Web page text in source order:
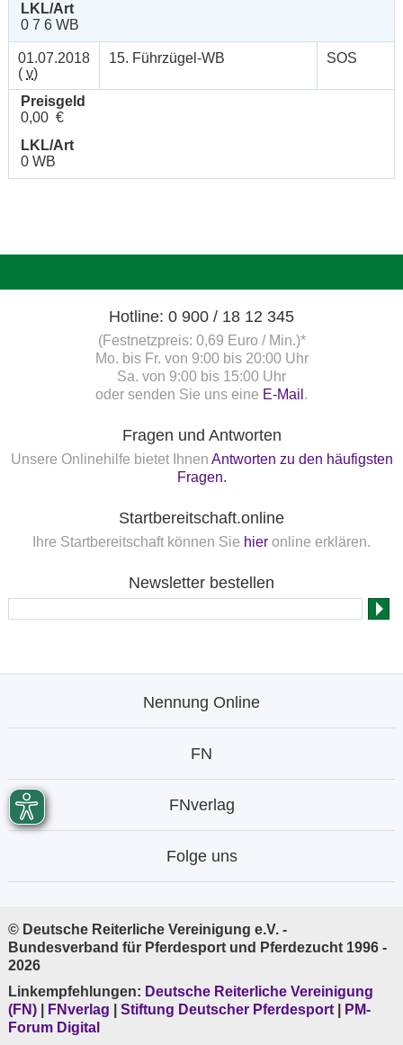
LKL/Art
0 7 6 WB
01.07.2018
( v)
15. Führzügel-WB SOS
Preisgeld
0,00 €
LKL/Art
0 WB
Hotline: 0 900 / 18 12 345
(Festnetzpreis: 0,69 Euro / Min.)*
Mo. bis Fr. von 9:00 bis 20:00 Uhr
Sa. von 9:00 bis 15:00 Uhr
oder senden Sie uns eine E-Mail .
Fragen und Antworten
Unsere Onlinehilfe bietet Ihnen Antworten zu den häufigsten
Fragen.
Startbereitschaft.online
Ihre Startbereitschaft können Sie hier online erklären.
Newsletter bestellen
Nennung Online
FN
FNverlag
Folge uns
© Deutsche Reiterliche Vereinigung e.V. -
Bundesverband für Pferdesport und Pferdezucht 1996 -
2026
Linkempfehlungen: Deutsche Reiterliche Vereinigung
(FN)
FNverlag Stiftung Deutscher Pferdesport
PM-
Forum Digital